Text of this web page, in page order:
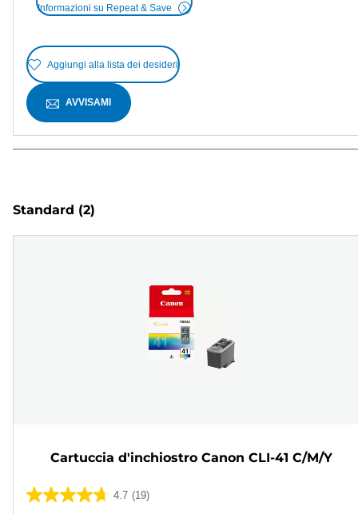
Informazioni su Repeat & Save
Aggiungi alla lista dei desideri
AVVISAMI
Standard (2)
Cartuccia d'inchiostro Canon CLI-41 C/M/Y
4.7 (19)
4.7